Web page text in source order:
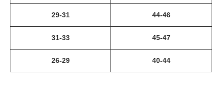
29-31 44-46
31-33 45-47
26-29 40-44